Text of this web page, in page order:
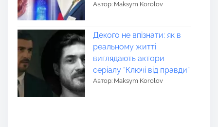
Автор: Maksym Korolov
Декого не впізнати: як в
реальному житті
виглядають актори
серіалу “Ключі від правди”
Автор: Maksym Korolov